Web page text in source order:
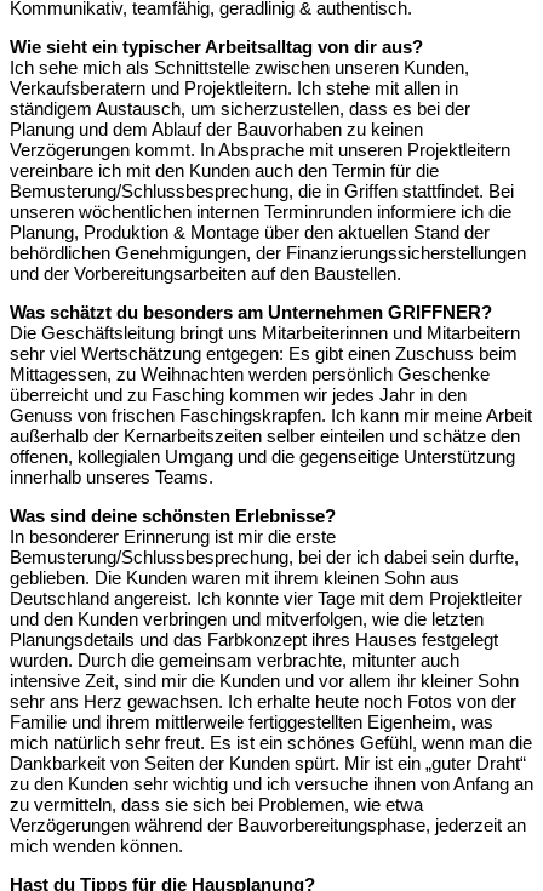
Kommunikativ, teamfähig, geradlinig & authentisch.
Wie sieht ein typischer Arbeitsalltag von dir aus?
Ich sehe mich als Schnittstelle zwischen unseren Kunden,
Verkaufsberatern und Projektleitern. Ich stehe mit allen in
ständigem Austausch, um sicherzustellen, dass es bei der
Planung und dem Ablauf der Bauvorhaben zu keinen
Verzögerungen kommt. In Absprache mit unseren Projektleitern
vereinbare ich mit den Kunden auch den Termin für die
Bemusterung/Schlussbesprechung, die in Griffen stattfindet. Bei
unseren wöchentlichen internen Terminrunden informiere ich die
Planung, Produktion & Montage über den aktuellen Stand der
behördlichen Genehmigungen, der Finanzierungssicherstellungen
und der Vorbereitungsarbeiten auf den Baustellen.
Was schätzt du besonders am Unternehmen GRIFFNER?
Die Geschäftsleitung bringt uns Mitarbeiterinnen und Mitarbeitern
sehr viel Wertschätzung entgegen: Es gibt einen Zuschuss beim
Mittagessen, zu Weihnachten werden persönlich Geschenke
überreicht und zu Fasching kommen wir jedes Jahr in den
Genuss von frischen Faschingskrapfen. Ich kann mir meine Arbeit
außerhalb der Kernarbeitszeiten selber einteilen und schätze den
offenen, kollegialen Umgang und die gegenseitige Unterstützung
innerhalb unseres Teams.
Was sind deine schönsten Erlebnisse?
In besonderer Erinnerung ist mir die erste
Bemusterung/Schlussbesprechung, bei der ich dabei sein durfte,
geblieben. Die Kunden waren mit ihrem kleinen Sohn aus
Deutschland angereist. Ich konnte vier Tage mit dem Projektleiter
und den Kunden verbringen und mitverfolgen, wie die letzten
Planungsdetails und das Farbkonzept ihres Hauses festgelegt
wurden. Durch die gemeinsam verbrachte, mitunter auch
intensive Zeit, sind mir die Kunden und vor allem ihr kleiner Sohn
sehr ans Herz gewachsen. Ich erhalte heute noch Fotos von der
Familie und ihrem mittlerweile fertiggestellten Eigenheim, was
mich natürlich sehr freut. Es ist ein schönes Gefühl, wenn man die
Dankbarkeit von Seiten der Kunden spürt. Mir ist ein „guter Draht“
zu den Kunden sehr wichtig und ich versuche ihnen von Anfang an
zu vermitteln, dass sie sich bei Problemen, wie etwa
Verzögerungen während der Bauvorbereitungsphase, jederzeit an
mich wenden können.
Hast du Tipps für die Hausplanung?